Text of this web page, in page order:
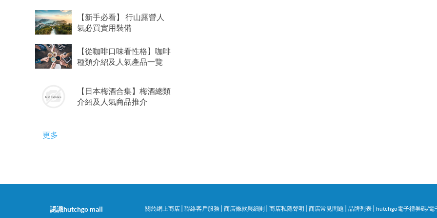
【新手必看】 行山露營人
氣必買實用裝備
【從咖啡口味看性格】咖啡
種類介紹及人氣產品一覽
【日本梅酒合集】梅酒總類
介紹及人氣商品推介
更多
認識hutchgo mall 關於網上商店 聯絡客戶服務 商店條款與細則 商店私隱聲明 商店常見問題 品牌列表 hutchgo電子禮券碼/電